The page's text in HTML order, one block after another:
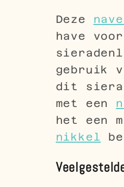
Deze
have
gebruik
dit
met een
het een
nikkel